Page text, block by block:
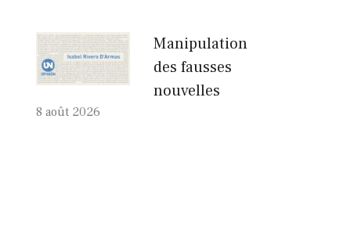
Manipulation
des fausses
nouvelles
8 août 2026